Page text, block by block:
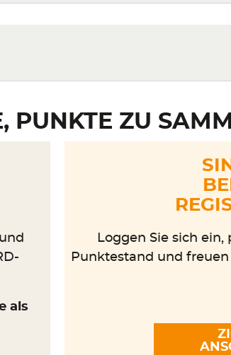
PUNKTE ZU
als
Loggen Sie sich ein,
Punktestand und freuen